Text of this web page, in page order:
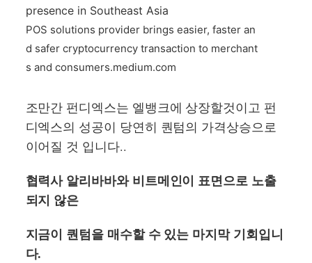
presence in Southeast Asia
POS solutions provider brings easier, faster an
d safer cryptocurrency transaction to merchant
s and consumers.medium.com
조만간 펀디엑스는 엘뱅크에 상장할것이고 펀
디엑스의 성공이 당연히 퀀텀의 가격상승으로
이어질 것 입니다..
협력사 알리바바와 비트메인이 표면으로 노출
되지 않은
지금이 퀀텀을 매수할 수 있는 마지막 기회입니
다.